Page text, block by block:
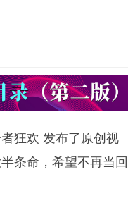
狂欢 发布了原创视
条命，希望不再当回